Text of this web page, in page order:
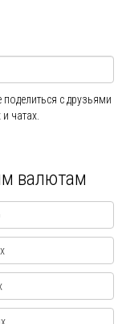
с друзьями
чатах.
валютам